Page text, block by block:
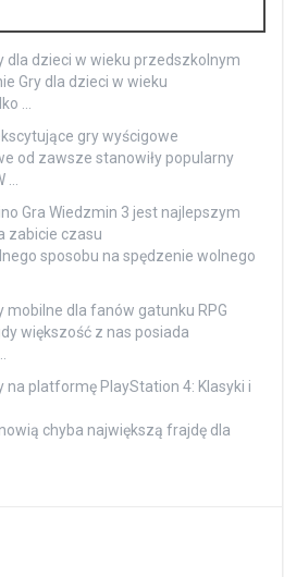
dla dzieci w wieku przedszkolnym
Gry dla dzieci w wieku
…
gry wyścigowe
od zawsze stanowiły popularny
Gra Wiedzmin 3 jest najlepszym
zabicie czasu
sposobu na spędzenie wolnego
mobilne dla fanów gatunku RPG
większość z nas posiada
na platformę PlayStation 4: Klasyki i
chyba największą frajdę dla